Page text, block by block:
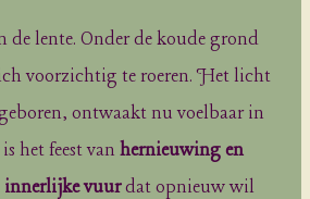
de lente. Onder de koude grond
voorzichtig te roeren. Het licht
ontwaakt nu voelbaar in
het feest van hernieuwing en
innerlijke vuurdat opnieuw wil